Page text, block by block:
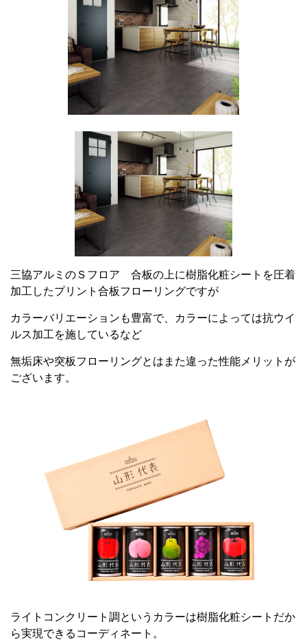
三協アルミのＳフロア 合板の上に樹脂化粧シートを圧着
加工したプリント合板フローリングですが
カラーバリエーションも豊富で、カラーによっては抗ウイ
ルス加工を施しているなど
無垢床や突板フローリングとはまた違った性能メリットが
ございます。
ライトコンクリート調というカラーは樹脂化粧シートだか
ら実現できるコーディネート。